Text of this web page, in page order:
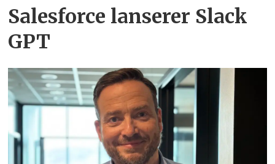
Salesforce lanserer Slack
GPT